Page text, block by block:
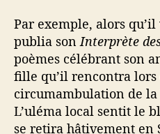
Par exemple, alors
publia son Interprète
poèmes célébrant son
fille qu’il rencontra lors
circumambulation de la
L’uléma local sentit le
se retira hâtivement en